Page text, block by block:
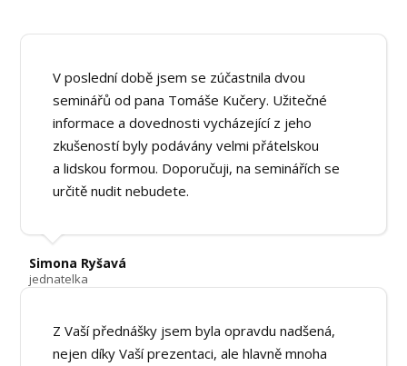
V poslední době jsem se zúčastnila dvou
seminářů od pana Tomáše Kučery. Užitečné
informace a dovednosti vycházející z jeho
zkušeností byly podávány velmi přátelskou
a lidskou formou. Doporučuji, na seminářích se
určitě nudit nebudete.
Simona Ryšavá
jednatelka
Z Vaší přednášky jsem byla opravdu nadšená,
nejen díky Vaší prezentaci, ale hlavně mnoha